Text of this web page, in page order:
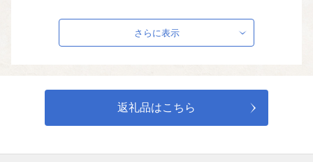
保健福祉の充実事業
さらに表示
返礼品はこちら